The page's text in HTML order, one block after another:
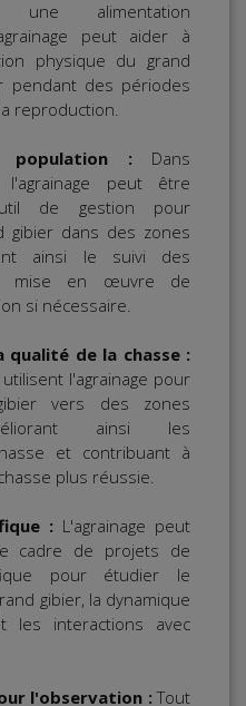
une alimentation
peut aider à
physique du grand
pendant des périodes
reproduction.
: Dans
l'agrainage peut être
de gestion pour
gibier dans des zones
ainsi le suivi des
mise en œuvre de
si nécessaire.
qualité de la chasse :
l'agrainage pour
vers des zones
ainsi les
et contribuant à
plus réussie.
: L'agrainage peut
cadre de projets de
pour étudier le
gibier, la dynamique
les interactions avec
l'observation : Tout